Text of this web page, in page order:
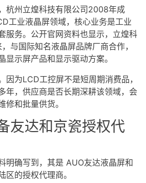
杭州立煌科技有限公司2008年成
工业液晶屏领域，核心业务是工业
服务。公开官网资料也显示，立煌科
与国际知名液晶屏品牌厂商合作，
显示屏产品和显示驱动方案。
因为LCD工控屏不是短周期消费品，
年，供应商是否长期深耕该领域，会
修和批量供货。
友达和京瓷授权代
明确写到，其是 AUO友达液晶屏和
区的授权代理商。